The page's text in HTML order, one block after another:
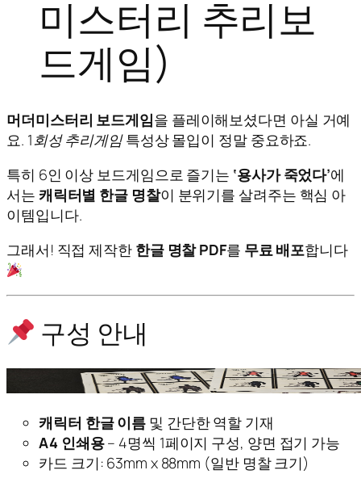
미스터리 추리보
드게임)
머더미스터리 보드게임을 플레이해보셨다면 아실 거예
요. 1회성 추리게임특성상 몰입이 정말 중요하죠.
특히 6인 이상 보드게임으로 즐기는 ‘용사가 죽었다’에
서는 캐릭터별 한글 명찰이 분위기를 살려주는 핵심 아
이템입니다.
그래서! 직접 제작한 한글 명찰 PDF를 무료 배포합니다
구성 안내
캐릭터 한글 이름 및 간단한 역할 기재
A4 인쇄용– 4명씩 1페이지 구성, 양면 접기 가능
카드 크기: 63mm x 88mm (일반 명찰 크기)